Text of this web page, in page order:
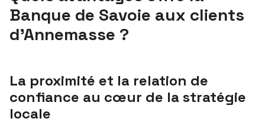
Banque de Savoie aux clients
d’Annemasse ?
La proximité et la relation de
confiance au cœur de la stratégie
locale